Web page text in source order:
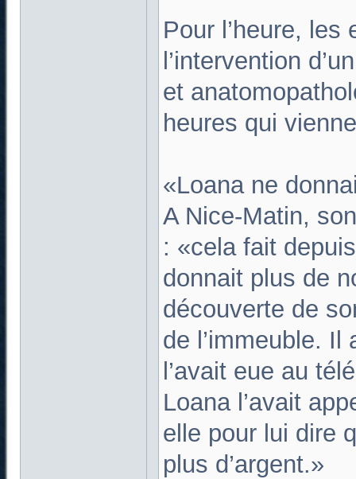
Pour l’heure,
l’intervention
et
heures qui
«Loana ne
A Nice-Matin,
: «cela fait
donnait plus de
découverte de
de l’immeuble. Il
l’avait eue au
Loana l’avait
elle pour lui dire
plus d’argent.»